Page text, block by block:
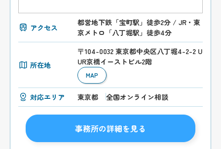
アクセス
都営地下鉄「宝町駅」徒歩2分 / JR・東
京メトロ「八丁堀駅」徒歩4分
所在地
〒104-0032 東京都中央区八丁堀4-2-2 U
UR京橋イーストビル2階
MAP
対応エリア 東京都 全国オンライン相談
事務所の詳細を見る